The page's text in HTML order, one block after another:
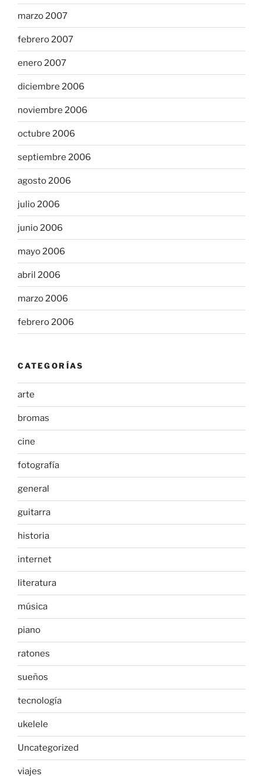
marzo 2007
febrero 2007
enero 2007
diciembre 2006
noviembre 2006
octubre 2006
septiembre 2006
agosto 2006
julio 2006
junio 2006
mayo 2006
abril 2006
marzo 2006
febrero 2006
CATEGORÍAS
arte
bromas
cine
fotografía
general
guitarra
historia
internet
literatura
música
piano
ratones
sueños
tecnología
ukelele
Uncategorized
viajes